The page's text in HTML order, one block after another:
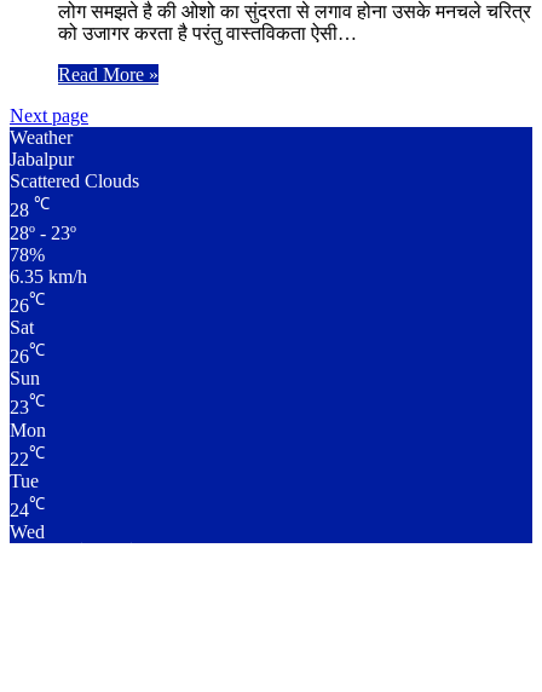
लोग समझते है की ओशो का सुंदरता से लगाव होना उसके मनचले चरित्र
को उजागर करता है परंतु वास्तविकता ऐसी…
Read More »
Next page
Weather
Jabalpur
Scattered Clouds
28 ℃
28º - 23º
78%
6.35 km/h
26℃
Sat
26℃
Sun
23℃
Mon
22℃
Tue
24℃
Wed